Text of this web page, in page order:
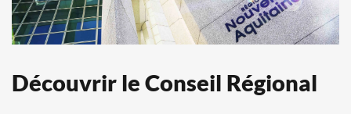
Découvrir le Conseil Régional